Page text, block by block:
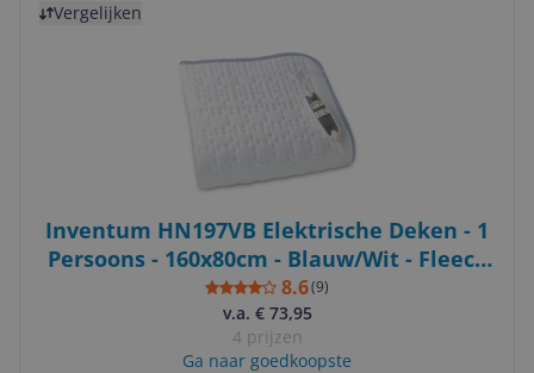
Vergelijken
Inventum HN197VB Elektrische Deken - 1
Persoons - 160x80cm - Blauw/Wit - Fleece
& Katoen
8.6(9)
v.a. € 73,95
4 prijzen
Ga naar goedkoopste